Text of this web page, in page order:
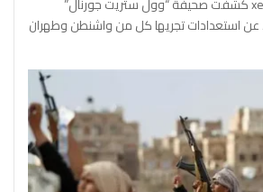
عن استعدادات تجريها كل من واشنطن وطهران